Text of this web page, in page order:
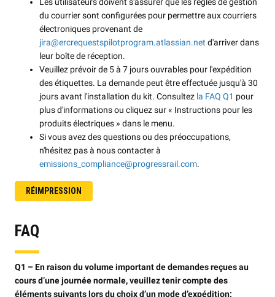
Les utilisateurs doivent s'assurer que les règles de gestion
du courrier sont configurées pour permettre aux courriers
électroniques provenant de
jira@ercrequestspilotprogram.atlassian.net d'arriver dans
leur boîte de réception.
Veuillez prévoir de 5 à 7 jours ouvrables pour l'expédition
des étiquettes. La demande peut être effectuée jusqu'à 30
jours avant l'installation du kit. Consultez la FAQ Q1 pour
plus d'informations ou cliquez sur « Instructions pour les
produits électriques » dans le menu.
Si vous avez des questions ou des préoccupations,
n'hésitez pas à nous contacter à
emissions_compliance@progressrail.com.
RÉIMPRESSION
FAQ
Q1 – En raison du volume important de demandes reçues au
cours d’une journée normale, veuillez tenir compte des
éléments suivants lors du choix d’un mode d’expédition: